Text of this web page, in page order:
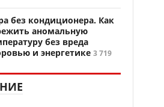
без кондиционера. Как
аномальную
без вреда
и энергетике 3 719